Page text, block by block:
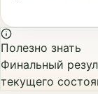
Полезно знать
Финальный
текущего